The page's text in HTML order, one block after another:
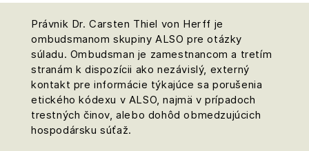
Právnik Dr. Carsten Thiel von Herff je
ombudsmanom skupiny ALSO pre otázky
súladu. Ombudsman je zamestnancom a tretím
stranám k dispozícii ako nezávislý, externý
kontakt pre informácie týkajúce sa porušenia
etického kódexu v ALSO, najmä v prípadoch
trestných činov, alebo dohôd obmedzujúcich
hospodársku súťaž.